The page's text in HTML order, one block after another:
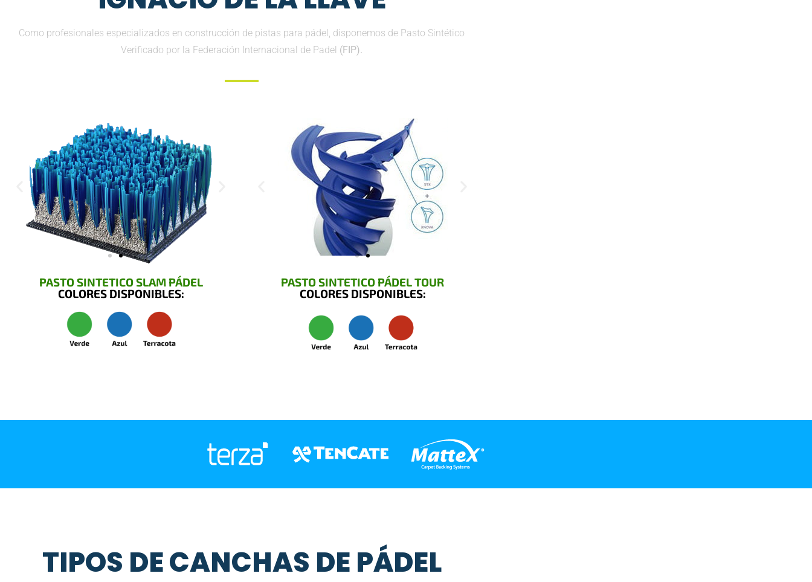
Como profesionales especializados en construcción de pistas para pádel, disponemos de Pasto Sintético
Verificado por la Federación Internacional de Padel (FIP).
PASTO SINTETICO SLAM PÁDEL
COLORES DISPONIBLES:
PASTO SINTETICO PÁDEL TOUR
COLORES DISPONIBLES:
TIPOS DE CANCHAS DE PÁDEL